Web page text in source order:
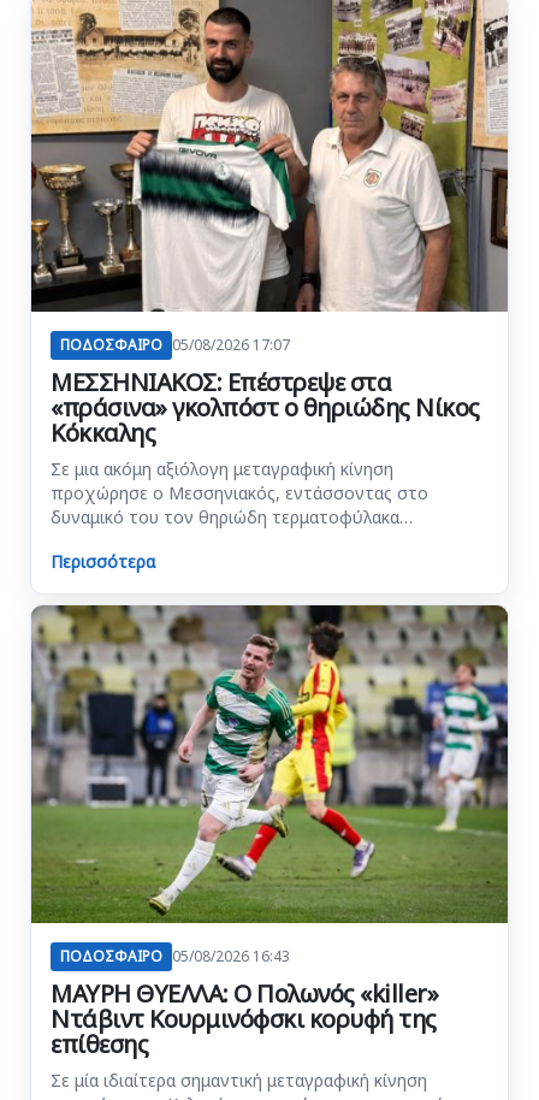
ΠΟΔΟΣΦΑΙΡΟ 05/08/2026 17:07
ΜΕΣΣΗΝΙΑΚΟΣ: Επέστρεψε στα
«πράσινα» γκολπόστ ο θηριώδης Νίκος
Κόκκαλης
Σε μια ακόμη αξιόλογη μεταγραφική κίνηση
προχώρησε ο Μεσσηνιακός, εντάσσοντας στο
δυναμικό του τον θηριώδη τερματοφύλακα…
Περισσότερα
ΠΟΔΟΣΦΑΙΡΟ 05/08/2026 16:43
ΜΑΥΡΗ ΘΥΕΛΛΑ: Ο Πολωνός «killer»
Ντάβιντ Κουρμινόφσκι κορυφή της
επίθεσης
Σε μία ιδιαίτερα σημαντική μεταγραφική κίνηση